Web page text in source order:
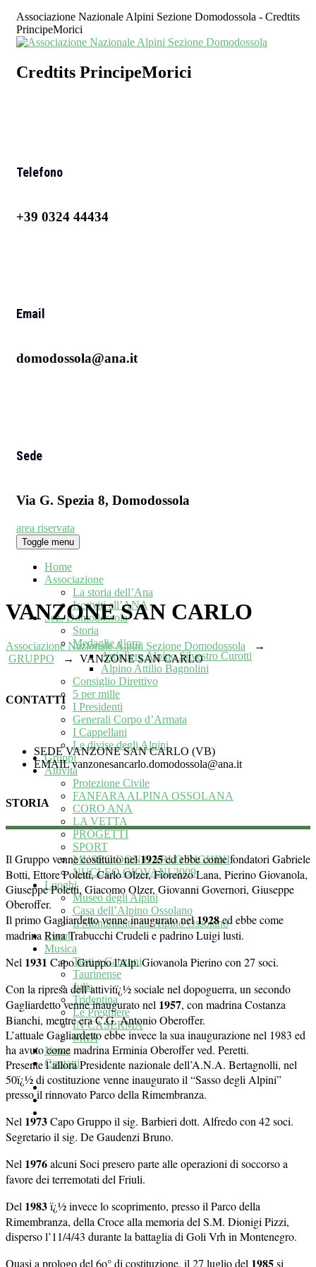
Associazione Nazionale Alpini Sezione Domodossola - Credtits
PrincipeMorici
Credtits PrincipeMorici
Telefono
+39 0324 44434
Email
domodossola@ana.it
Sede
Via G. Spezia 8, Domodossola
area riservata
Toggle menu
Home
Associazione
La storia dell’Ana
Iscriviti all’ANA
Sez. Domodossola
Storia
Medaglie d’oro
Artigliere Alpino Silvestro Curotti
Alpino Attilio Bagnolini
Consiglio Direttivo
5 per mille
I Presidenti
Generali Corpo d’Armata
I Cappellani
Le divise degli Alpini
Gruppi
Attività
Protezione Civile
FANFARA ALPINA OSSOLANA
CORO ANA
LA VETTA
PROGETTI
SPORT
MUSEO DON CARLO RIGHINI
NUCLEO GIOVANI 2009
Luoghi
Museo degli Alpini
Casa dell’Alpino Ossolano
Il Monumento all’Alpino Ossolano
Eventi
Musica
Testi e Canzoni
Taurinense
Julia
Tridentina
Le Preghiere
IN CASERMA
MIDI
News
Contatti
VANZONE SAN CARLO
Associazione Nazionale Alpini Sezione Domodossola
→
GRUPPO → VANZONE SAN CARLO
CONTATTI
SEDEVANZONE SAN CARLO (VB)
EMAILvanzonesancarlo.domodossola@ana.it
STORIA
Il Gruppo venne costituito nel1925ed ebbe come fondatori Gabriele
Botti, Ettore Poletti, Carlo Olzer, Fiorenzo Lana, Pierino Giovanola,
Giuseppe Poletti, Giacomo Olzer, Giovanni Governori, Giuseppe
Oberoffer.
Il primo Gagliardetto venne inaugurato nel1928ed ebbe come
madrina Rina Trabucchi Crudeli e padrino Luigi lusti.
Nel 1931 Capo Gruppo l’Alp. Giovanola Pierino con 27 soci.
Con la ripresa dell’attivitï¿½ sociale nel dopoguerra, un secondo
Gagliardetto venne inaugurato nel 1957, con madrina Costanza
Bianchi, mentre era C.G. Antonio Oberoffer.
L’attuale Gagliardetto ebbe invece la sua inaugurazione nel 1983 ed
ha avuto come madrina Erminia Oberoffer ved. Peretti.
Presente l’allora Presidente nazionale dell’A.N.A. Bertagnolli, nel
50ï¿½ di costituzione venne inaugurato il “Sasso degli Alpini”
presso il rinnovato Parco della Rimembranza.
Nel 1973Capo Gruppo il sig. Barbieri dott. Alfredo con 42 soci.
Segretario il sig. De Gaudenzi Bruno.
Nel 1976alcuni Soci presero parte alle operazioni di soccorso a
favore dei terremotati del Friuli.
Del 1983ï¿½ invece lo scoprimento, presso il Parco della
Rimembranza, della Croce alla memoria del S.M. Dionigi Pizzi,
disperso l’11/4/43 durante la battaglia di Goli Vrh in Montenegro.
Quasi a prologo del 6o° di costituzione, il 27 luglio del 1985si